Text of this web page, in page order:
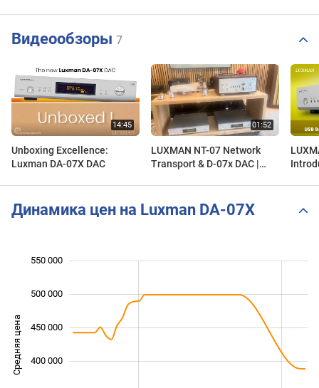
Видеообзоры 7
Unboxing Excellence:
Luxman DA-07X DAC
LUXMAN NT-07 Network
Transport & D-07x DAC |
Динамика цен на Luxman DA-07X
Средняя цена 400 000
450 000
500 000
550 000